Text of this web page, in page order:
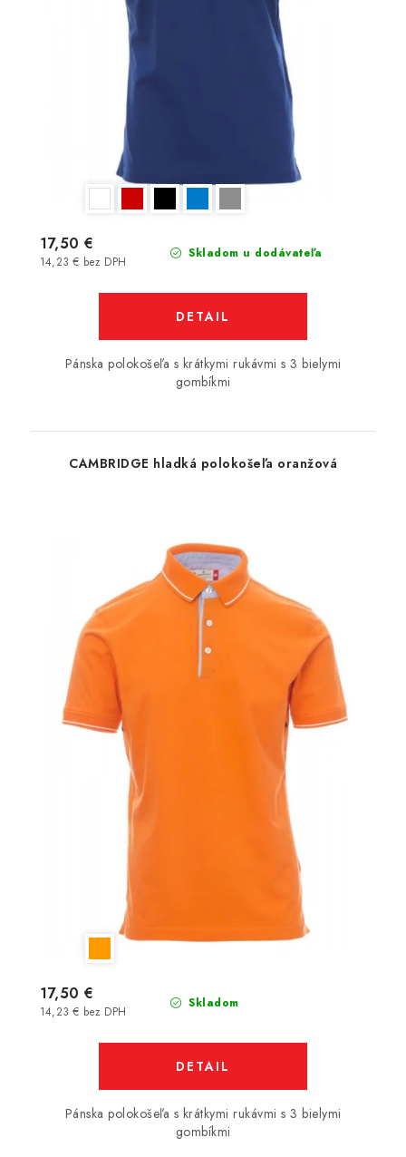
Skladom u dodávateľa
14,23 € bez DPH
17,50 €
DETAIL
Pánska polokošeľa s krátkymi rukávmi s 3 bielymi
gombíkmi
CAMBRIDGE hladká polokošeľa oranžová
Skladom
14,23 € bez DPH
17,50 €
DETAIL
Pánska polokošeľa s krátkymi rukávmi s 3 bielymi
gombíkmi